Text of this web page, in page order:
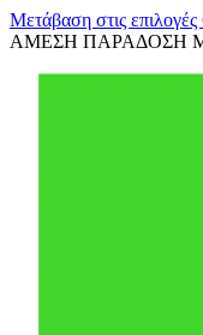
Μετάβαση στις
ΑΜΕΣΗ ΠΑΡΑΔΟΣΗ